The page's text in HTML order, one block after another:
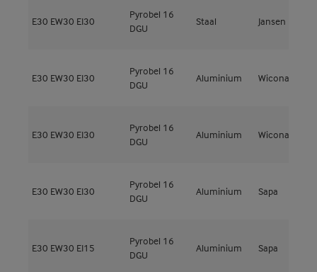
E30 EW30 EI30
Pyrobel 16
DGU
Staal Jansen
E30 EW30 EI30
Pyrobel 16
DGU
Aluminium Wicona
E30 EW30 EI30
Pyrobel 16
DGU
Aluminium Wicona
E30 EW30 EI30
Pyrobel 16
DGU
Aluminium Sapa
E30 EW30 EI15
Pyrobel 16
DGU
Aluminium Sapa